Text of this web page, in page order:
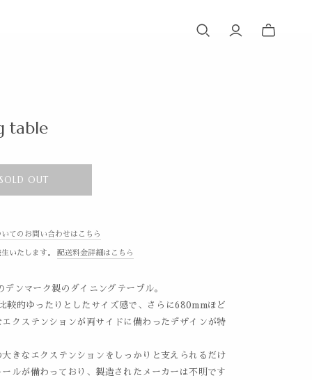
table
OUT
てのお問い合わせはこちら
いたします。 配送料金詳細はこちら
デンマーク製のダイニングテーブル。
較的ゆったりとしたサイズ感で、さらに680mmほど
クステンションが両サイドに備わったデザインが特
きなエクステンションをしっかりと支えられるだけ
ルが備わっており、製造されたメーカーは不明です